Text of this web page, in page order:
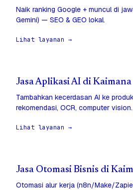
Naik ranking Google + muncul di
Gemini) — SEO & GEO lokal.
Lihat layanan →
Jasa Aplikasi AI di Kaimana
Tambahkan kecerdasan AI ke
rekomendasi, OCR, computer vision.
Lihat layanan →
Jasa Otomasi Bisnis di
Otomasi alur kerja (n8n/Make/